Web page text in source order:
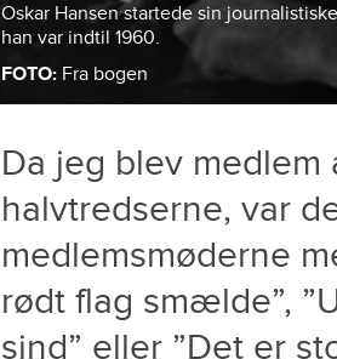
Oskar Hansen startede sin
han var indtil 1960.
FOTO: Fra bogen
Da jeg blev medlem
halvtredserne, var
medlemsmøderne
rødt flag smælde”,
sind” eller ”Det er